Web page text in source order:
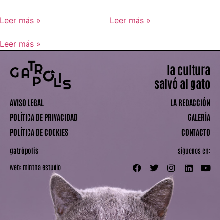
Leer más » Leer más »
Leer más »
AVISO LEGAL
POLÍTICA DE PRIVACIDAD
POLÍTICA DE COOKIES
gatrópolis
web: mintha estudio
la cultura
salvó al gato
LA REDACCIÓN
GALERÍA
CONTACTO
síguenos en: